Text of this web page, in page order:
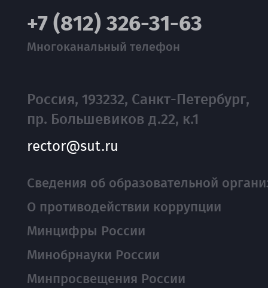
+7 (812) 326-31-63
Многоканальный телефон
Россия, 193232, Санкт-Петербург,
пр. Большевиков д.22, к.1
rector@sut.ru
Сведения об образовательной
О противодействии коррупции
Минцифры России
Минобрнауки России
Минпросвещения России